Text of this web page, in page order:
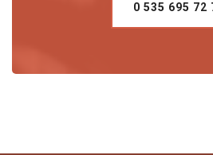
0 535 695 72